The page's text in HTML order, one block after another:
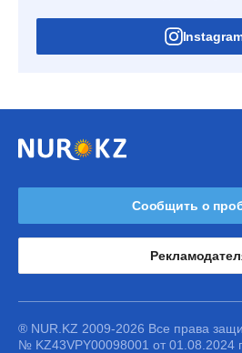
Сообщить о
® NUR.KZ 2009-2026 Все права
№ KZ43VPY00098001 от 01.08.2024 г.